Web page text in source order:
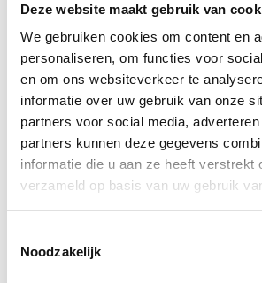
Deze website maakt gebruik van
We gebruiken cookies om content en
personaliseren, om functies voor
en om ons websiteverkeer te
informatie over uw gebruik van onze
partners voor social media,
partners kunnen deze gegevens
informatie die u aan ze heeft verstrekt
verzameld op basis van uw gebruik
Noodzakelijk
500
Er is iets fout
Probeer het later opnieuw of ga
homepagina.